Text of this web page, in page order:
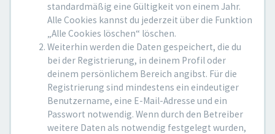
standardmäßig eine Gültigkeit von einem Jahr.
Alle Cookies kannst du jederzeit über die Funktion
„Alle Cookies löschen“ löschen.
Weiterhin werden die Daten gespeichert, die du
bei der Registrierung, in deinem Profil oder
deinem persönlichem Bereich angibst. Für die
Registrierung sind mindestens ein eindeutiger
Benutzername, eine E-Mail-Adresse und ein
Passwort notwendig. Wenn durch den Betreiber
weitere Daten als notwendig festgelegt wurden,